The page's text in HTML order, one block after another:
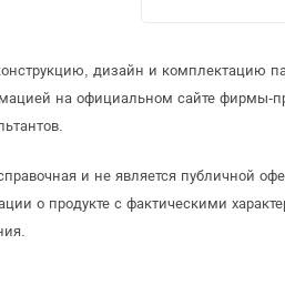
дизайн и комплектацию
на официальном сайте фирмы-
и не является публичной
о продукте с фактическими